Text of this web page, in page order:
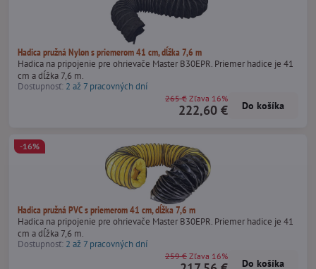
Hadica pružná Nylon s priemerom 41 cm, dĺžka 7,6 m
Hadica na pripojenie pre ohrievače Master B30EPR. Priemer hadice je 41
cm a dĺžka 7,6 m.
Dostupnosť: 2 až 7 pracovných dní
222,60 €
265 € Zľava 16%
Do košíka
Hadica pružná PVC s priemerom 41 cm, dĺžka 7,6 m
-16%
Hadica na pripojenie pre ohrievače Master B30EPR. Priemer hadice je 41
cm a dĺžka 7,6 m.
Dostupnosť: 2 až 7 pracovných dní
259 € Zľava 16%
Do košíka